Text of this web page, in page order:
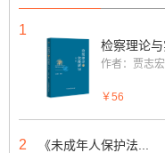
1
作者：贾志宏
￥56
2 《未成年人保护法...